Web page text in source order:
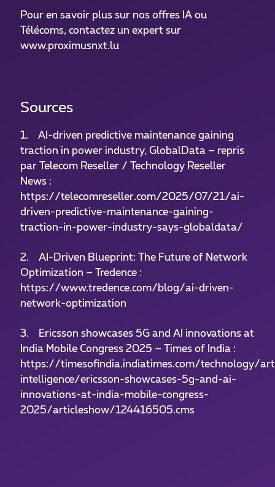
Pour en savoir plus sur nos offres IA ou
Télécoms, contactez un expert sur
www.proximusnxt.lu
Sources
1. AI-driven predictive maintenance gaining
traction in power industry, GlobalData – repris
par Telecom Reseller / Technology Reseller
News :
https://telecomreseller.com/2025/07/21/ai-
driven-predictive-maintenance-gaining-
traction-in-power-industry-says-globaldata/
2. AI-Driven Blueprint: The Future of Network
Optimization – Tredence :
https://www.tredence.com/blog/ai-driven-
network-optimization
3. Ericsson showcases 5G and AI innovations at
India Mobile Congress 2025 – Times of India :
https://timesofindia.indiatimes.com/technology/
intelligence/ericsson-showcases-5g-and-ai-
innovations-at-india-mobile-congress-
2025/articleshow/124416505.cms